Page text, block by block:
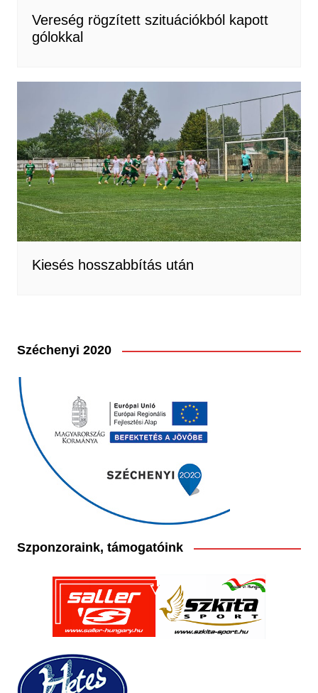
Vereség rögzített szituációkból kapott
gólokkal
Kiesés hosszabbítás után
Széchenyi 2020
Szponzoraink, támogatóink